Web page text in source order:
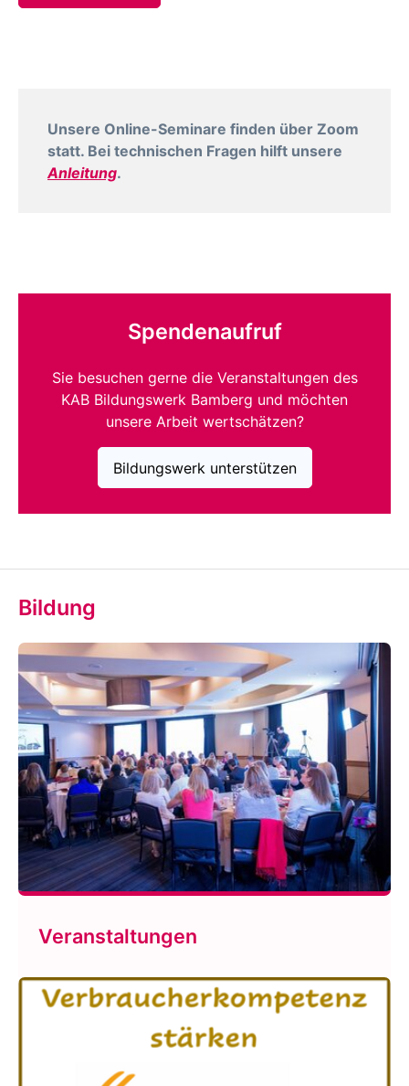
Unsere Online-Seminare finden über Zoom
statt. Bei technischen Fragen hilft unsere
Anleitung.
Spendenaufruf
Sie besuchen gerne die Veranstaltungen des
KAB Bildungswerk Bamberg und möchten
unsere Arbeit wertschätzen?
Bildungswerk unterstützen
Bildung
Veranstaltungen